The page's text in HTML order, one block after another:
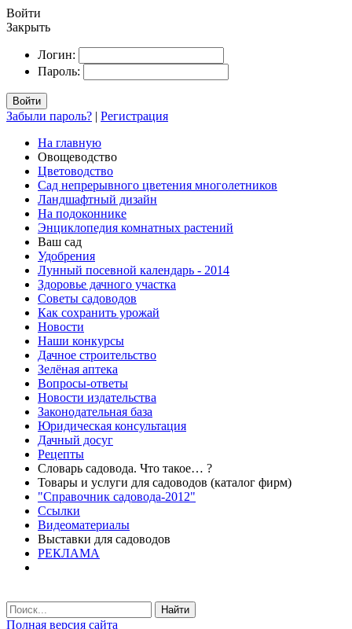
Войти
Закрыть
Логин:
Пароль:
Войти
Забыли пароль? | Регистрация
На главную
Овощеводство
Цветоводство
Сад непрерывного цветения многолетников
Ландшафтный дизайн
На подоконнике
Энциклопедия комнатных растений
Ваш сад
Удобрения
Лунный посевной календарь - 2014
Здоровье дачного участка
Советы садоводов
Как сохранить урожай
Новости
Наши конкурсы
Дачное строительство
Зелёная аптека
Вопросы-ответы
Новости издательства
Законодательная база
Юридическая консультация
Дачный досуг
Рецепты
Словарь садовода. Что такое… ?
Товары и услуги для садоводов (каталог фирм)
"Справочник садовода-2012"
Ссылки
Видеоматериалы
Выставки для садоводов
РЕКЛАМА
Найти
Полная версия сайта